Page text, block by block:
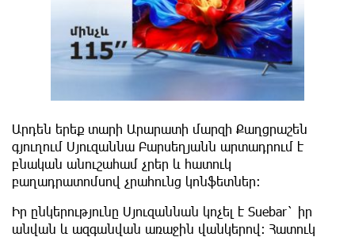
Արդեն երեք տարի Արարատի մարզի Քաղցրաշեն
գյուղում Սյուզաննա Բարսեղյանն արտադրում է
բնական անուշահամ չրեր և հատուկ
բաղադրատոմսով չրահունց կոնֆետներ։
Իր ընկերությունը Սյուզաննան կոչել է Suebar` իր
անվան և ազգանվան առաջին վանկերով։ Հատուկ